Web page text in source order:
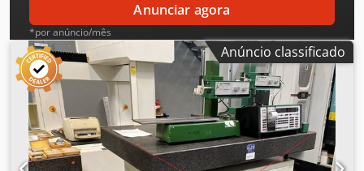
Anunciar agora
*por anúncio/mês
Anúncio classificado